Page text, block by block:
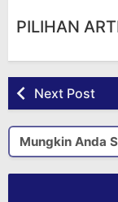
PILIHAN
Next Post
Mungkin Anda